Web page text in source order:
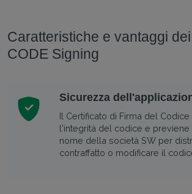
Caratteristiche e vantaggi
CODE Signing
Sicurezza
Il Certificato di Firma del Codice
l'integrità del codice e previene
nome della società SW per
contraffatto o modificare il